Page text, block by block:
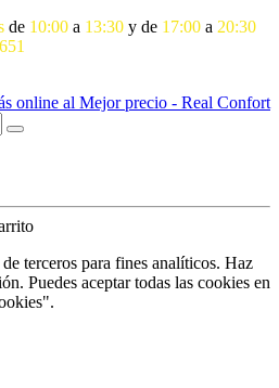
de 10:00 a 13:30 y de 17:00 a 20:30
terceros para fines analíticos. Haz
Puedes aceptar todas las cookies en